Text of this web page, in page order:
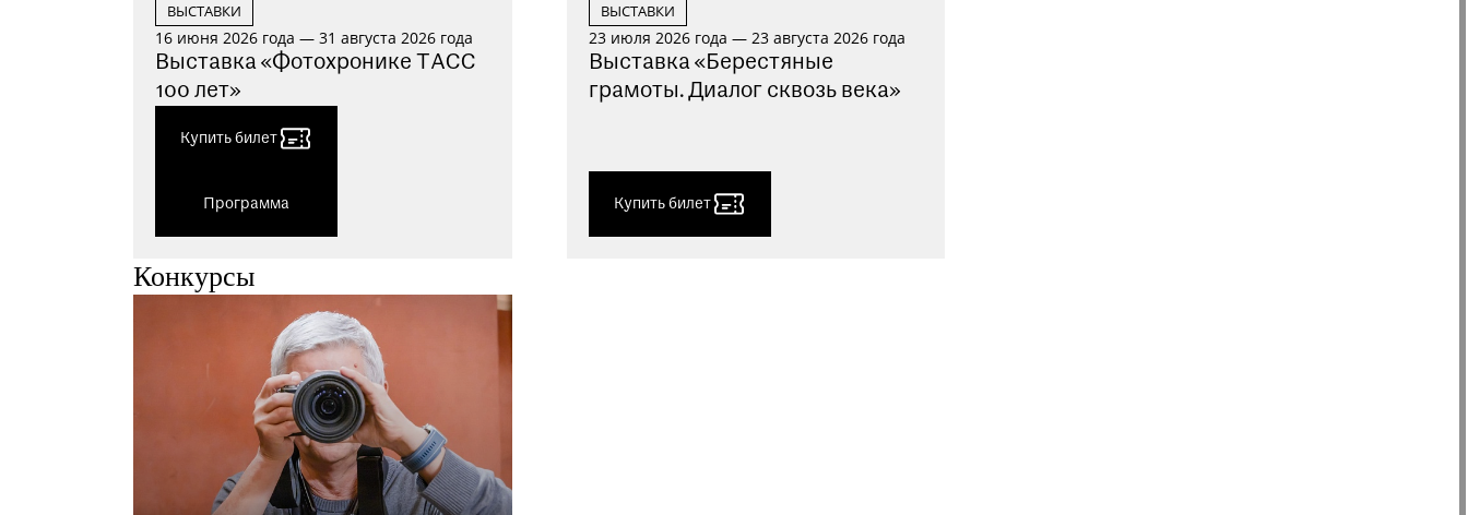
ВЫСТАВКИ
16 июня 2026 года — 31 августа 2026 года
Выставка «Фотохронике ТАСС
100 лет»
Купить билет
Программа
ВЫСТАВКИ
23 июля 2026 года — 23 августа 2026 года
Выставка «Берестяные
грамоты. Диалог сквозь века»
Купить билет
Конкурсы